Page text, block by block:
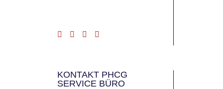
KONTAKT PHCG
SERVICE BÜRO